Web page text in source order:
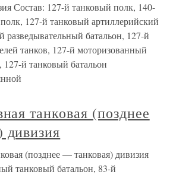
Состав: 127-й танковый полк, 140-
127-й танковый артиллерийский
разведывательный батальон, 127-й
танков, 127-й моторизованный
й танковый батальон
танковая (позднее
(позднее — танковая) дивизия
танковый батальон, 83-й